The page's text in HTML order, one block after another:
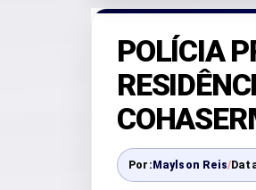
POLÍCIA
Por:Maylson Reis/